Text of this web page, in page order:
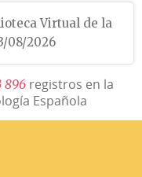
Virtual de la
08/2026
896registros en la
Española